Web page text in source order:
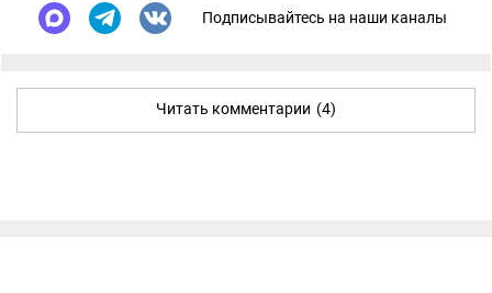
Подписывайтесь на наши каналы
Читать комментарии (4)